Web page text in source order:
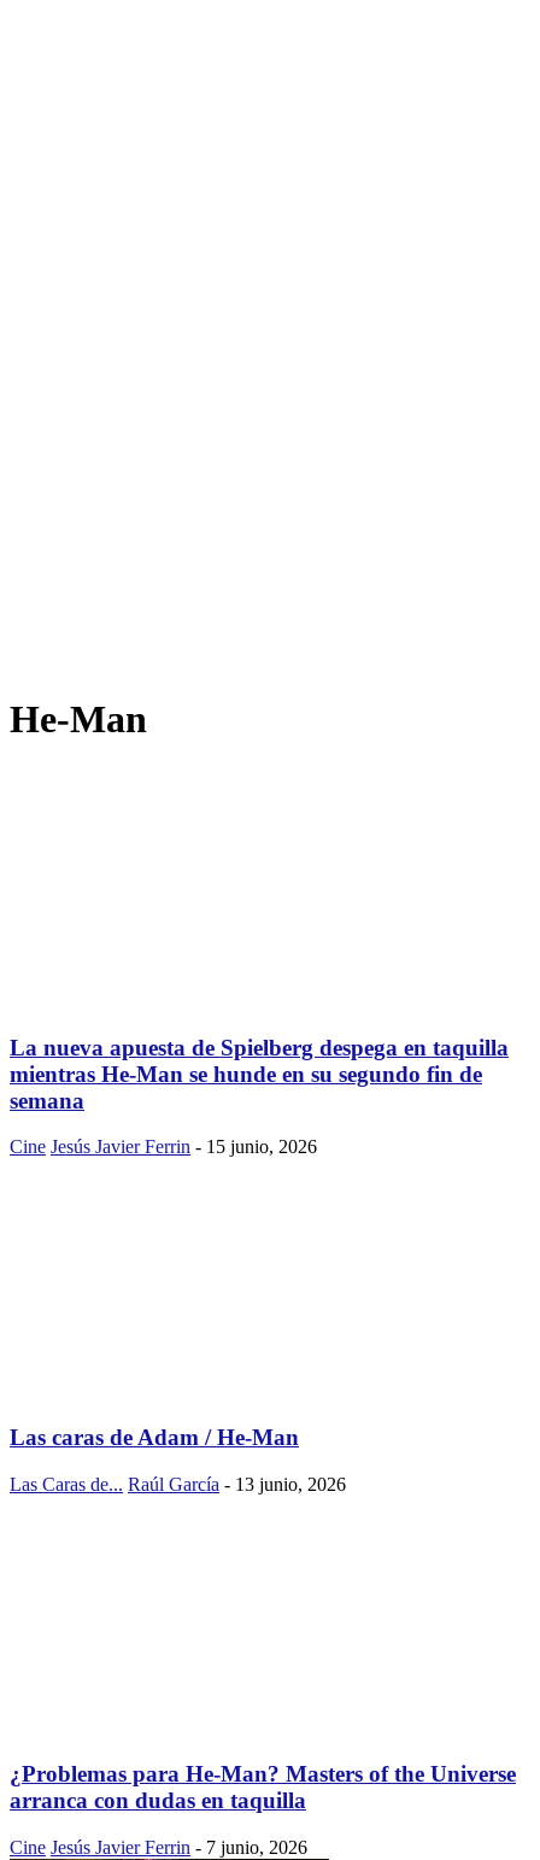
He-Man
La nueva apuesta de Spielberg despega en taquilla
mientras He-Man se hunde en su segundo fin de
semana
Cine Jesús Javier Ferrin - 15 junio, 2026
Las caras de Adam / He-Man
Las Caras de... Raúl García - 13 junio, 2026
¿Problemas para He-Man? Masters of the Universe
arranca con dudas en taquilla
Cine Jesús Javier Ferrin - 7 junio, 2026